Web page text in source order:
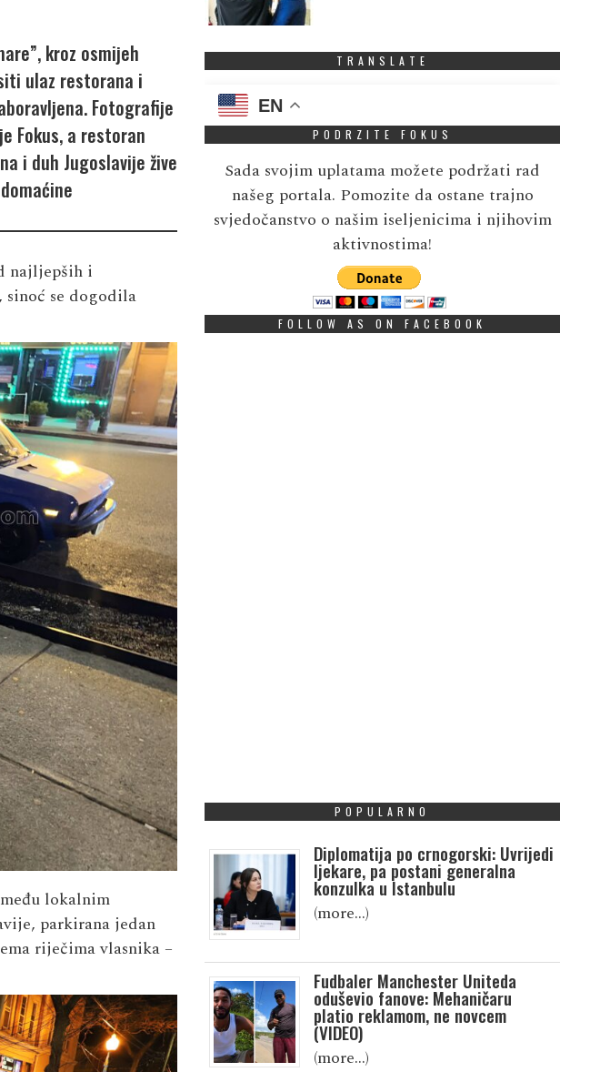
kroz osmijeh
ulaz restorana i
Fotografije
Fokus, a restoran
i duh Jugoslavije žive
najljepših i
se dogodila
lokalnim
parkirana jedan
riječima vlasnika –
TRANSLATE
EN
PODRZITE FOKUS
Sada svojim uplatama možete podržati rad
našeg portala. Pomozite da ostane trajno
svjedočanstvo o našim iseljenicima i njihovim
aktivnostima!
FOLLOW AS ON FACEBOOK
POPULARNO
Diplomatija po crnogorski: Uvrijedi
ljekare, pa postani generalna
konzulka u Istanbulu
(more…)
Fudbaler Manchester Uniteda
oduševio fanove: Mehaničaru
platio reklamom, ne novcem
(VIDEO)
(more…)